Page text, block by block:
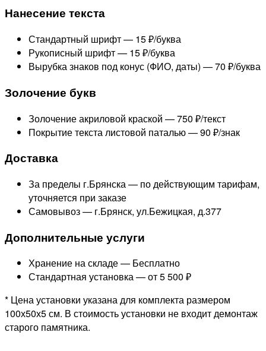
Нанесение текста
Стандартный шрифт — 15 ₽/буква
Рукописный шрифт — 15 ₽/буква
Вырубка знаков под конус (ФИО, даты) —70 ₽/буква
Золочение букв
Золочение акриловой краской —750 ₽/текст
Покрытие текста листовой паталью —90 ₽/знак
Доставка
За пределы г.Брянска — по действующим тарифам,
уточняется при заказе
Самовывоз — г.Брянск, ул.Бежицкая, д.377
Дополнительные услуги
Хранение на складе — Бесплатно
Стандартная установка —от 5 500 ₽
* Цена установки указана для комплекта размером
100х50х5 см. В стоимость установки не входит демонтаж
старого памятника.